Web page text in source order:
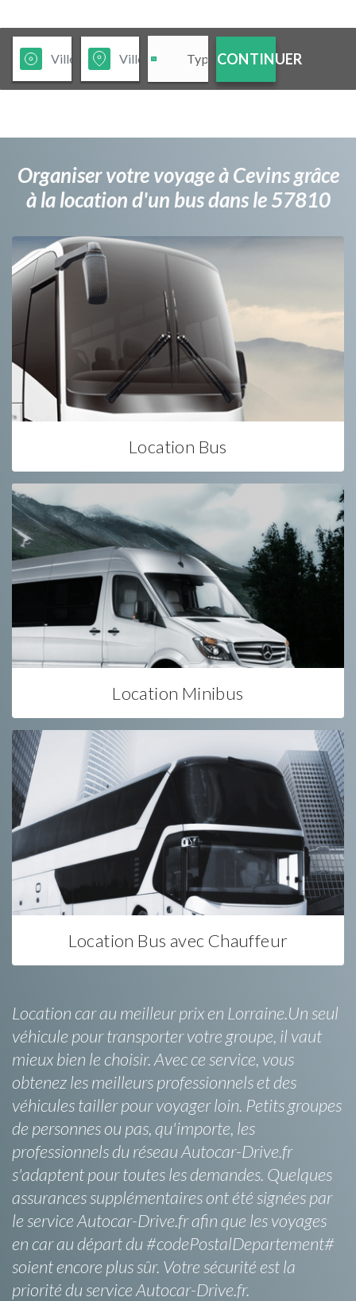
CONTINUER
Organiser votre voyage à Cevins grâce
à la location d'un bus dans le 57810
Location Bus
Location Minibus
Location Bus avec Chauffeur
Location car au meilleur prix en Lorraine.Un seul
véhicule pour transporter votre groupe, il vaut
mieux bien le choisir. Avec ce service, vous
obtenez les meilleurs professionnels et des
véhicules tailler pour voyager loin. Petits groupes
de personnes ou pas, qu'importe, les
professionnels du réseau Autocar-Drive.fr
s'adaptent pour toutes les demandes. Quelques
assurances supplémentaires ont été signées par
le service Autocar-Drive.fr afin que les voyages
en car au départ du #codePostalDepartement#
soient encore plus sûr. Votre sécurité est la
priorité du service Autocar-Drive.fr.